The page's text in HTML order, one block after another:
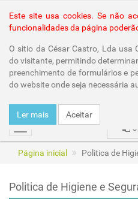
mudar
Este site usa cookies. Se não
funcionalidades da página
O sitio da César Castro, Lda usa
do visitante, permitindo
preenchimento de formulários e
do website onde seja necessária
Ler mais Aceitar
Página inicial Politica de
Politica de Higiene e